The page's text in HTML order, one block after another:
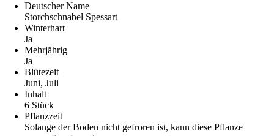
Deutscher Name
Storchschnabel Spessart
Winterhart
Ja
Mehrjährig
Ja
Blütezeit
Juni, Juli
Inhalt
6 Stück
Pflanzzeit
Solange der Boden nicht gefroren ist, kann diese Pflanze